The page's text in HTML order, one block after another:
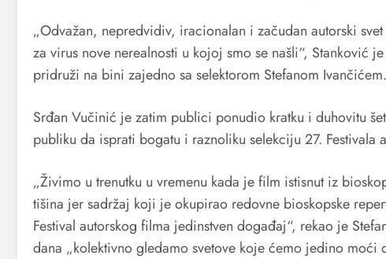
„Odvažan, nepredvidiv, iracionalan i začudan autorski
za virus nove nerealnosti u kojoj smo se našli“, Stanković
pridruži na bini zajedno sa selektorom Stefanom Ivančićem.
Srđan Vučinić je zatim publici ponudio kratku i duhovitu
publiku da isprati bogatu i raznoliku selekciju 27. Festivala
„Živimo u trenutku u vremenu kada je film istisnut iz
tišina jer sadržaj koji je okupirao redovne bioskopske
Festival autorskog filma jedinstven događaj“, rekao je
dana „kolektivno gledamo svetove koje ćemo jedino moći